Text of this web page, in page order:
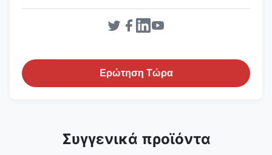
Ερώτηση Τώρα
Συγγενικά προϊόντα